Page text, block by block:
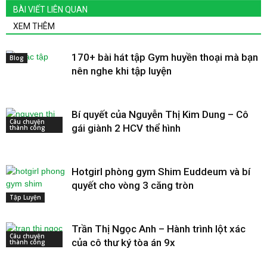
BÀI VIẾT LIÊN QUAN
XEM THÊM
Blog
170+ bài hát tập Gym huyền thoại mà bạn
nên nghe khi tập luyện
Câu chuyện
thành công
Bí quyết của Nguyễn Thị Kim Dung – Cô
gái giành 2 HCV thể hình
Tập Luyện
Hotgirl phòng gym Shim Euddeum và bí
quyết cho vòng 3 căng tròn
Câu chuyện
thành công
Trần Thị Ngọc Anh – Hành trình lột xác
của cô thư ký tòa án 9x